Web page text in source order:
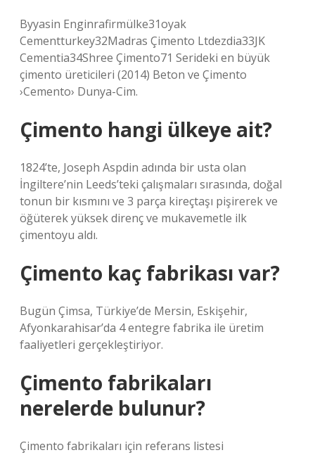
Byyasin Enginrafirmülke31oyak
Cementturkey32Madras Çimento Ltdezdia33JK
Cementia34Shree Çimento71 Serideki en büyük
çimento üreticileri (2014) Beton ve Çimento
›Cemento› Dunya-Cim.
Çimento hangi ülkeye ait?
1824’te, Joseph Aspdin adında bir usta olan
İngiltere’nin Leeds’teki çalışmaları sırasında, doğal
tonun bir kısmını ve 3 parça kireçtaşı pişirerek ve
öğüterek yüksek direnç ve mukavemetle ilk
çimentoyu aldı.
Çimento kaç fabrikası var?
Bugün Çimsa, Türkiye’de Mersin, Eskişehir,
Afyonkarahisar’da 4 entegre fabrika ile üretim
faaliyetleri gerçekleştiriyor.
Çimento fabrikaları
nerelerde bulunur?
Çimento fabrikaları için referans listesi